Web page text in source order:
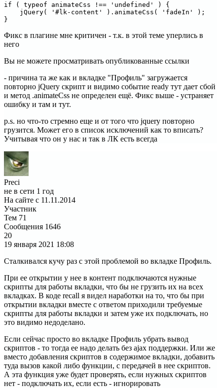
if ( typeof animateCss !== 'undefined' ) {
    jQuery( '#lk-content' ).animateCss( 'fadeIn' );
}
Фикс в плагине мне критичен - т.к. в этой теме уперлись в
него
Вы не можете просматривать опубликованные ссылки
- причина та же как и вкладке "Профиль" загружается
повторно jQuery скрипт и видимо событие ready тут дает сбой
и метод .animateCss не определен ещё. Фикс выше - устраняет
ошибку и там и тут.
p.s. но что-то стремно еще и от того что jquery повторно
грузится. Может его в список исключений как то вписать?
Учитывая что он у нас и так в ЛК есть всегда
Preci
не в сети 1 год
На сайте с 11.11.2014
Участник
Тем 71
Сообщения 1646
20
19 января 2021 18:08
Сталкивался кучу раз с этой проблемой во вкладке Профиль.
При ее открытии у нее в контент подключаются нужные
скрипты для работы вкладки, что бы не грузить их на всех
вкладках. В коде recall я видел наработки на то, что бы при
открытии вкладки вместе с ответом приходили требуемые
скрипты для работы вкладки и затем уже их подключать, но
это видимо недоделано.
Если сейчас просто во вкладке Профиль убрать вывод
скриптов - то тогда ее надо делать без ajax поддержки. Или же
вместо добавления скриптов в содержимое вкладки, добавить
туда вызов какой либо функции, с передачей в нее скриптов.
А эта функция уже будет проверять, если нужных скриптов
нет - подключать их, если есть - игнорировать